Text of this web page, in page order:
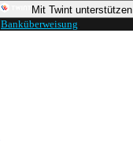
Mit Twint unterstützen
Banküberweisung